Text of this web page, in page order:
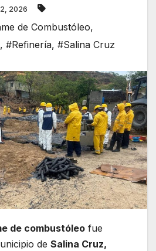
2026
de Combustóleo,
, #Refinería, #Salina Cruz
de combustóleo fue
de Salina Cruz,